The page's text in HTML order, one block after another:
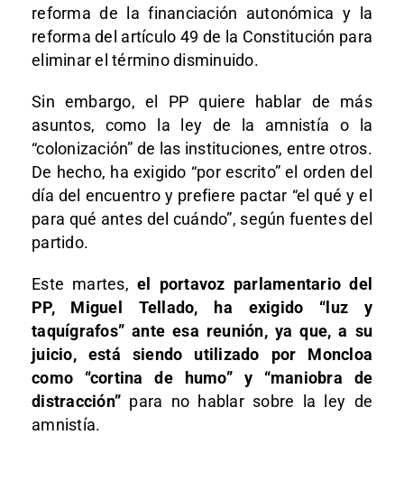
reforma de la financiación autonómica y la
reforma del artículo 49 de la Constitución para
eliminar el término disminuido.
Sin embargo, el PP quiere hablar de más
asuntos, como la ley de la amnistía o la
“colonización” de las instituciones, entre otros.
De hecho, ha exigido “por escrito” el orden del
día del encuentro y prefiere pactar “el qué y el
para qué antes del cuándo”, según fuentes del
partido.
Este martes,el portavoz parlamentario del
PP, Miguel Tellado, ha exigido “luz y
taquígrafos” ante esa reunión, ya que, a su
juicio, está siendo utilizado por Moncloa
como “cortina de humo” y “maniobra de
distracción” para no hablar sobre la ley de
amnistía.